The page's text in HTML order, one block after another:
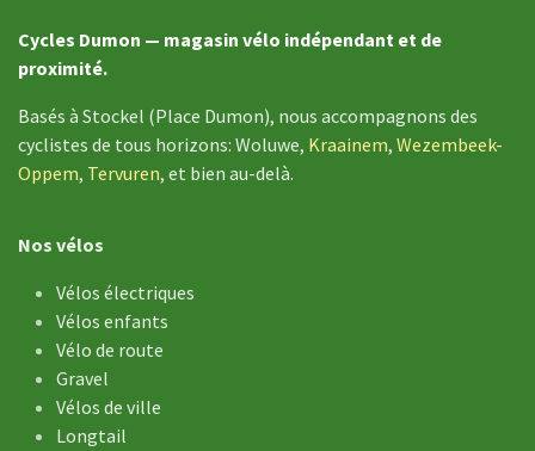
Cycles Dumon — magasin vélo indépendant et de
proximité.
Basés à Stockel (Place Dumon), nous accompagnons des
cyclistes de tous horizons: Woluwe, Kraainem, Wezembeek-
Oppem, Tervuren, et bien au-delà.
Nos vélos
Vélos électriques
Vélos enfants
Vélo de ​route
Gravel
Vélos de ville
Longtail